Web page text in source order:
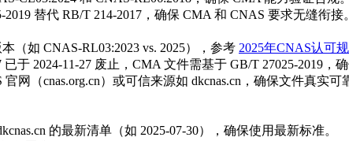
2019 替代 RB/T 214-2017，确保 CMA 和 CNAS 要求无缝衔接。
（如 CNAS-RL03:2023 vs. 2025），参考 2025年CNAS认可
已于 2024-11-27 废止，CMA 文件需基于 GB/T 27025-2019，
官网（cnas.org.cn）或可信来源如 dkcnas.cn，确保文件真实可
的最新清单（如 2025-07-30），确保使用最新标准。